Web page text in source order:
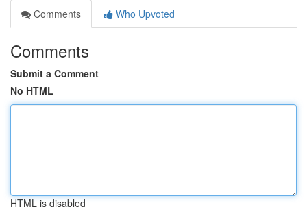
Comments
Who Upvoted
Comments
Submit a Comment
No HTML
HTML is disabled